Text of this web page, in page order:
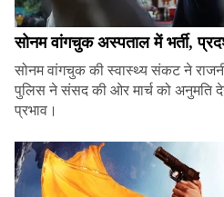
सोनम वांगचुक अस्पताल में भर्ती,
सोनम वांगचुक की स्वास्थ्य संकट ने
पुलिस ने संसद की ओर मार्च को अनुमति
प्रभाव।